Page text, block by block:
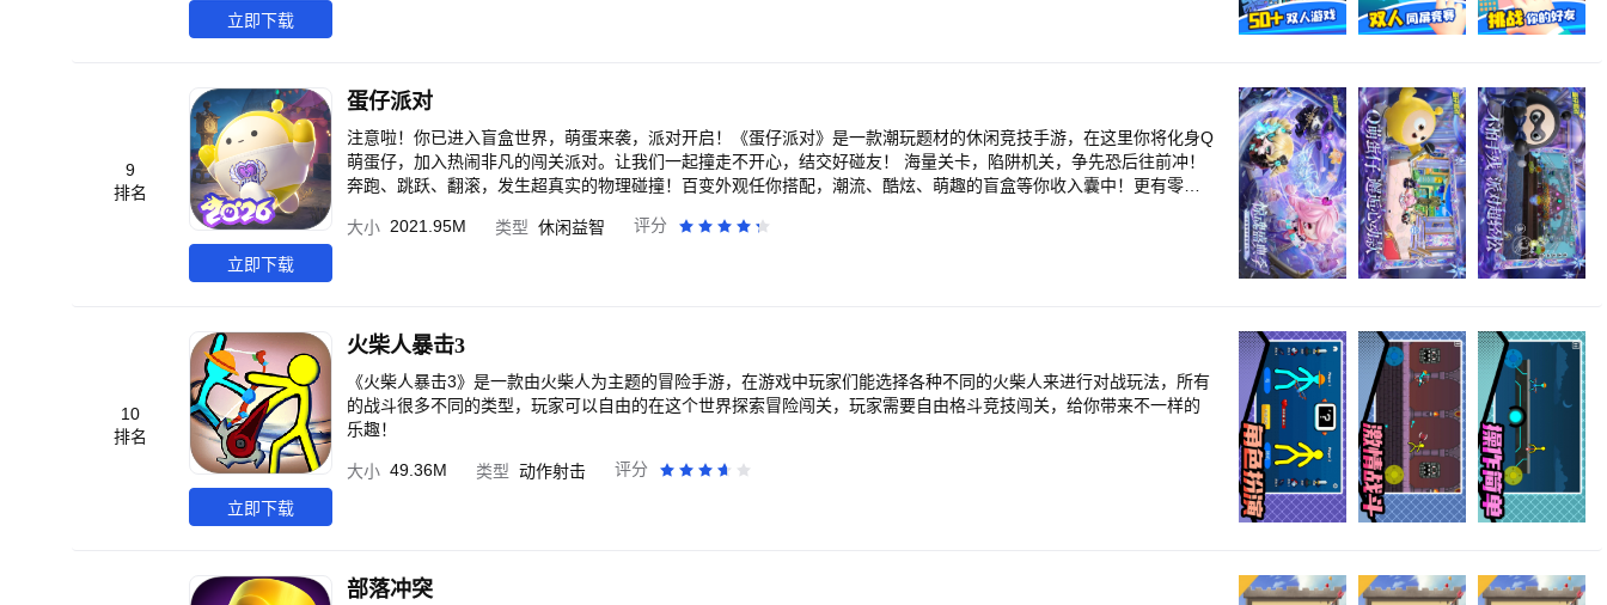
立即下载
9
排名
立即下载
蛋仔派对
注意啦！你已进入盲盒世界，萌蛋来袭，派对开启！《蛋仔派对》是一款潮玩题材的休闲竞技手游，在这里你将化身Q
萌蛋仔，加入热闹非凡的闯关派对。让我们一起撞走不开心，结交好碰友！ 海量关卡，陷阱机关，争先恐后往前冲！
奔跑、跳跃、翻滚，发生超真实的物理碰撞！百变外观任你搭配，潮流、酷炫、萌趣的盲盒等你收入囊中！更有零门
大小 2021.95M 类型 休闲益智 评分
10
排名
立即下载
火柴人暴击3
《火柴人暴击3》是一款由火柴人为主题的冒险手游，在游戏中玩家们能选择各种不同的火柴人来进行对战玩法，所有
的战斗很多不同的类型，玩家可以自由的在这个世界探索冒险闯关，玩家需要自由格斗竞技闯关，给你带来不一样的
乐趣！
大小 49.36M 类型 动作射击 评分
部落冲突